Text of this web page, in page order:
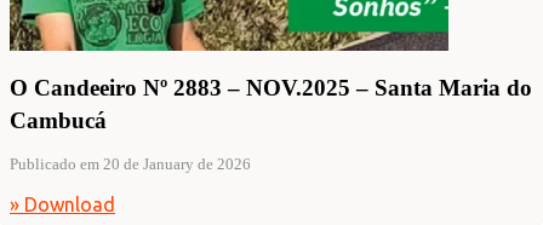
O Candeeiro Nº 2883 – NOV.2025 – Santa Maria do
Cambucá
Publicado em 20 de January de 2026
» Download